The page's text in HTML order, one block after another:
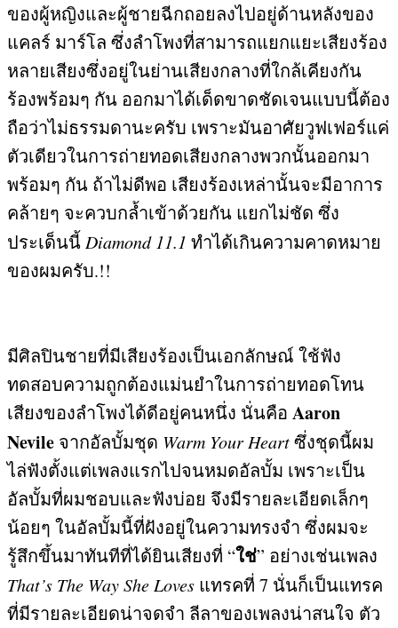
ของผู้หญิงและผู้ชายฉีกถอยลงไปอยู่ด้านหลังของ
แคลร์ มาร์โล ซึ่งลำโพงที่สามารถแยกแยะเสียงร้อง
หลายเสียงซึ่งอยู่ในย่านเสียงกลางที่ใกล้เคียงกัน
ร้องพร้อมๆ กัน ออกมาได้เด็ดขาดชัดเจนแบบนี้ต้อง
ถือว่าไม่ธรรมดานะครับ เพราะมันอาศัยวูฟเฟอร์แค่
ตัวเดียวในการถ่ายทอดเสียงกลางพวกนั้นออกมา
พร้อมๆ กัน ถ้าไม่ดีพอ เสียงร้องเหล่านั้นจะมีอาการ
คล้ายๆ จะควบกล้ำเข้าด้วยกัน แยกไม่ชัด ซึ่ง
ประเด็นนี้ Diamond 11.1 ทำได้เกินความคาดหมาย
ของผมครับ.!!
มีศิลปินชายที่มีเสียงร้องเป็นเอกลักษณ์ ใช้ฟัง
ทดสอบความถูกต้องแม่นยำในการถ่ายทอดโทน
เสียงของลำโพงได้ดีอยู่คนหนึ่ง นั่นคือ Aaron
Nevile จากอัลบั้มชุด Warm Your Heartซึ่งชุดนี้ผม
ไล่ฟังตั้งแต่เพลงแรกไปจนหมดอัลบั้ม เพราะเป็น
อัลบั้มที่ผมชอบและฟังบ่อย จึงมีรายละเอียดเล็กๆ
น้อยๆ ในอัลบั้มนี้ที่ฝังอยู่ในความทรงจำ ซึ่งผมจะ
รู้สึกขึ้นมาทันทีที่ได้ยินเสียงที่ “ใช่” อย่างเช่นเพลง
That’s The Way She Loves แทรคที่ 7 นั่นก็เป็นแทรค
ที่มีรายละเอียดน่าจดจำ ลีลาของเพลงน่าสนใจ ตัว